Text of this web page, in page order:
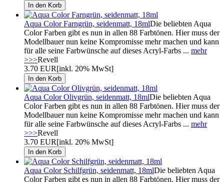
Aqua Color Farngrün, seidenmatt, 18mlDie beliebten Aqua
Color Farben gibt es nun in allen 88 Farbtönen. Hier muss der
Modellbauer nun keine Kompromisse mehr machen und kann
für alle seine Farbwünsche auf dieses Acryl-Farbs ... mehr
>>>Revell
3.70 EUR[inkl. 20% MwSt]
Aqua Color Olivgrün, seidenmatt, 18mlDie beliebten Aqua
Color Farben gibt es nun in allen 88 Farbtönen. Hier muss der
Modellbauer nun keine Kompromisse mehr machen und kann
für alle seine Farbwünsche auf dieses Acryl-Farbs ... mehr
>>>Revell
3.70 EUR[inkl. 20% MwSt]
Aqua Color Schilfgrün, seidenmatt, 18mlDie beliebten Aqua
Color Farben gibt es nun in allen 88 Farbtönen. Hier muss der